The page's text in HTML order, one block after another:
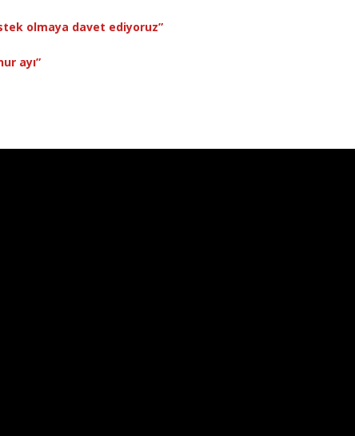
olmaya davet ediyoruz”
ayı”